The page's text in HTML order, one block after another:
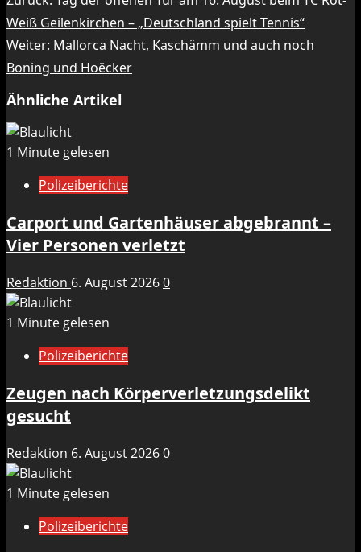
Weiß Geilenkirchen – „Deutschland spielt Tennis“
Weiter: Mallorca Nacht, Kaschämm und auch noch
Boning und Hoëcker
Ähnliche Artikel
1 Minute gelesen
Polizeiberichte
Carport und Gartenhäuser abgebrannt –
Vier Personen verletzt
Redaktion 6. August 20260
1 Minute gelesen
Polizeiberichte
Zeugen nach Körperverletzungsdelikt
gesucht
Redaktion 6. August 20260
1 Minute gelesen
Polizeiberichte